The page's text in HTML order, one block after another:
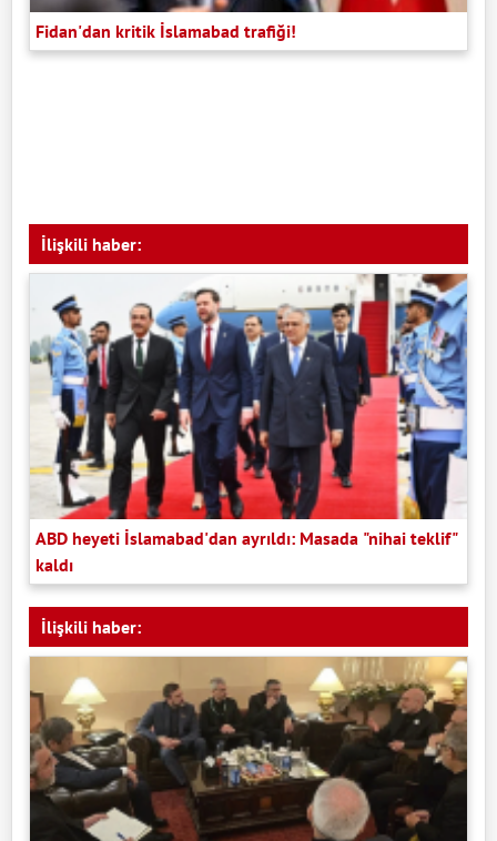
Fidan'dan kritik İslamabad trafiği!
İlişkili haber:
ABD heyeti İslamabad'dan ayrıldı: Masada "nihai teklif"
kaldı
İlişkili haber: